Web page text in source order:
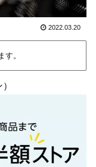
2022.03.20
。